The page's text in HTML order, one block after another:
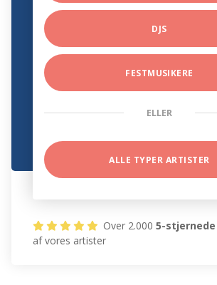
DJS
FESTMUSIKERE
ELLER
ALLE TYPER ARTISTER
Over 2.0005-stjernede
af vores artister